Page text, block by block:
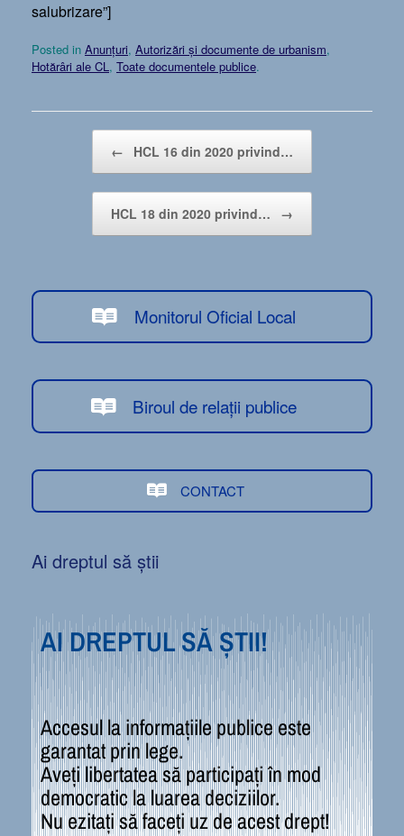
salubrizare”]
Posted in Anunțuri, Autorizări și documente de urbanism,
Hotărâri ale CL , Toate documentele publice.
← HCL 16 din 2020 privind…
HCL 18 din 2020 privind… →
Monitorul Oficial Local
Biroul de relații publice
CONTACT
Ai dreptul să știi
AI DREPTUL SĂ ȘTII!
Accesul la informațiile publice este
garantat prin lege.
Aveți libertatea să participați în mod
democratic la luarea deciziilor.
Nu ezitați să faceți uz de acest drept!